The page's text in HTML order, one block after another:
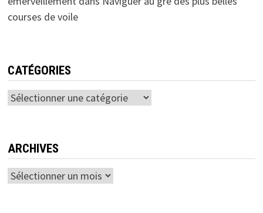
courses de voile
CATÉGORIES
Catégories
ARCHIVES
Archives